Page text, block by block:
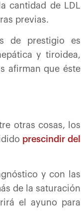
cantidad de LDL
previas.
de prestigio es
y tiroidea,
afirman que éste
otras cosas, los
prescindir del
y con las
de la saturación
el ayuno para